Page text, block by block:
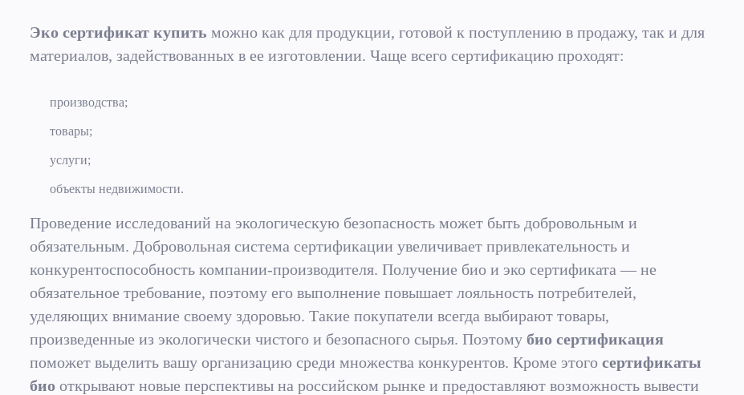
Эко сертификат купить можно как для продукции, готовой к поступлению в продажу, так и для
материалов, задействованных в ее изготовлении. Чаще всего сертификацию проходят:
производства;
товары;
услуги;
объекты недвижимости.
Проведение исследований на экологическую безопасность может быть добровольным и
обязательным. Добровольная система сертификации увеличивает привлекательность и
конкурентоспособность компании-производителя. Получение био и эко сертификата — не
обязательное требование, поэтому его выполнение повышает лояльность потребителей,
уделяющих внимание своему здоровью. Такие покупатели всегда выбирают товары,
произведенные из экологически чистого и безопасного сырья. Поэтому био сертификация
поможет выделить вашу организацию среди множества конкурентов. Кроме этого сертификаты
био открывают новые перспективы на российском рынке и предоставляют возможность вывести